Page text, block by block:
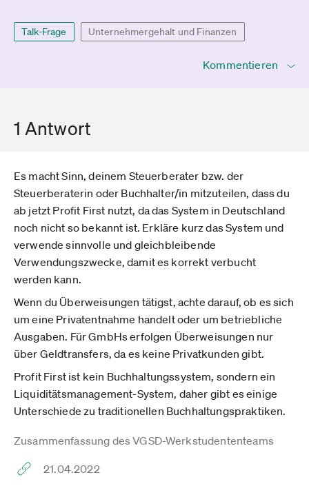
Talk-Frage Unternehmergehalt und Finanzen
Kommentieren
1 Antwort
Es macht Sinn, deinem Steuerberater bzw. der
Steuerberaterin oder Buchhalter/in mitzuteilen, dass du
ab jetzt Profit First nutzt, da das System in Deutschland
noch nicht so bekannt ist. Erkläre kurz das System und
verwende sinnvolle und gleichbleibende
Verwendungszwecke, damit es korrekt verbucht
werden kann.
Wenn du Überweisungen tätigst, achte darauf, ob es sich
um eine Privatentnahme handelt oder um betriebliche
Ausgaben. Für GmbHs erfolgen Überweisungen nur
über Geldtransfers, da es keine Privatkunden gibt.
Profit First ist kein Buchhaltungssystem, sondern ein
Liquiditätsmanagement-System, daher gibt es einige
Unterschiede zu traditionellen Buchhaltungspraktiken.
Zusammenfassung des VGSD-Werkstudententeams
21.04.2022